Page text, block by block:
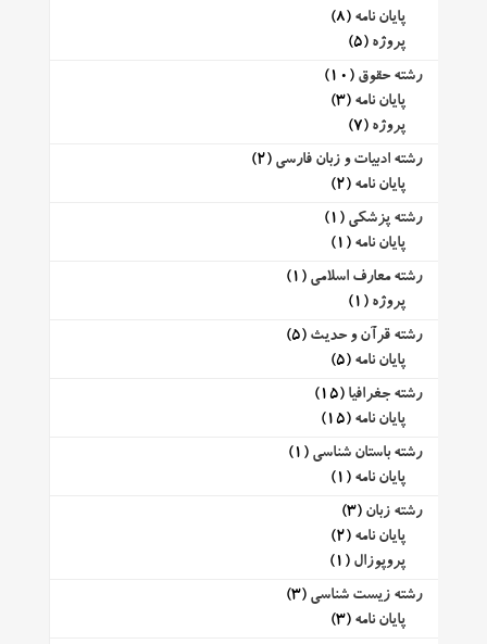
پایان نامه (8)
پروژه (5)
رشته حقوق (10)
پایان نامه (3)
پروژه (7)
رشته ادبیات و زبان فارسی (2)
پایان نامه (2)
رشته پزشکی (1)
پایان نامه (1)
رشته معارف اسلامی (1)
پروژه (1)
رشته قرآن و حدیث (5)
پایان نامه (5)
رشته جغرافیا (15)
پایان نامه (15)
رشته باستان شناسی (1)
پایان نامه (1)
رشته زبان (3)
پایان نامه (2)
پروپوزال (1)
رشته زیست شناسی (3)
پایان نامه (3)